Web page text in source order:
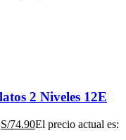
2 Niveles 12E
S/74.90El precio actual es: